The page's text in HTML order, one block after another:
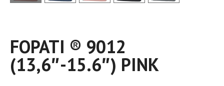
FOPATI ®️ 9012
(13,6″-15.6″) PINK